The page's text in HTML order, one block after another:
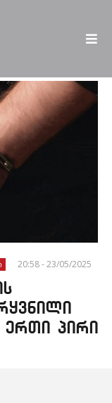
20:58 - 23/05/2025
ერთი პირი